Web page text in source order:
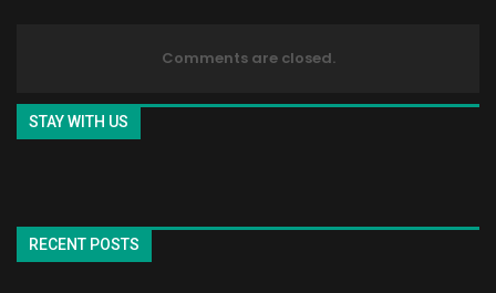
Comments are closed.
STAY WITH US
RECENT POSTS